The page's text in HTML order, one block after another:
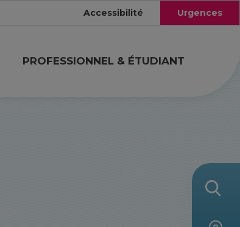
Accessibilité Urgences
PROFESSIONNEL & ÉTUDIANT